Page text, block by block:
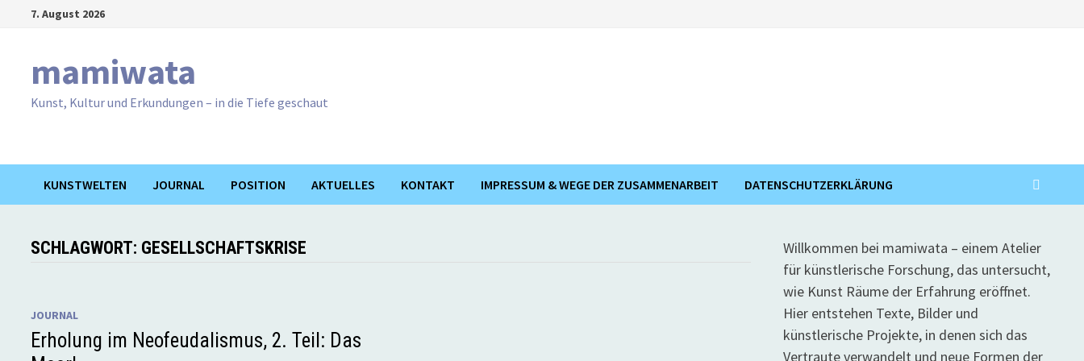
7. August 2026
mamiwata
Kunst, Kultur und Erkundungen – in die Tiefe geschaut
KUNSTWELTEN JOURNAL POSITION AKTUELLES KONTAKT IMPRESSUM & WEGE DER ZUSAMMENARBEIT DATENSCHUTZERKLÄRUNG
SCHLAGWORT: GESELLSCHAFTSKRISE
JOURNAL
Erholung im Neofeudalismus, 2. Teil: Das
Willkommen bei mamiwata – einem Atelier
für künstlerische Forschung, das untersucht,
wie Kunst Räume der Erfahrung eröffnet.
Hier entstehen Texte, Bilder und
künstlerische Projekte, in denen sich das
Vertraute verwandelt und neue Formen der